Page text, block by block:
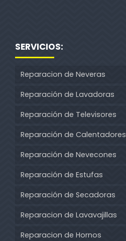
SERVICIOS:
Reparacion de Neveras
Reparación de Lavadoras
Reparación de Televisores
Reparación de Calentadores
Reparación de Nevecones
Reparación de Estufas
Reparación de Secadoras
Reparacion de Lavavajillas
Reparacion de Hornos